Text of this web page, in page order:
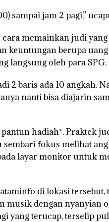
sampai jam 2 pagi,”
memainkan judi yang
keuntungan berupa
langsung oleh para SPG.
2 baris ada 10 angkah.
nanti bisa diajarin
hadiah*. Praktek
fokus melihat
layar monitor untuk
di lokasi tersebut,
musik dengan nyanyian
yang terucap, terselip
3
Online di
Batam
Beroperasi
Mewah di
Batam
Center
Mc
an